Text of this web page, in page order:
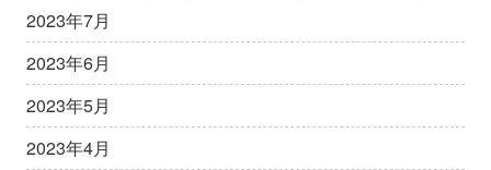
2023年7月
2023年6月
2023年5月
2023年4月